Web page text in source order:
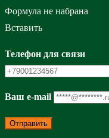
Формула не набрана
Вставить
Телефон для связи
Ваш e-mail